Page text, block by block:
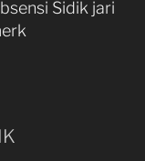
Sidik jari